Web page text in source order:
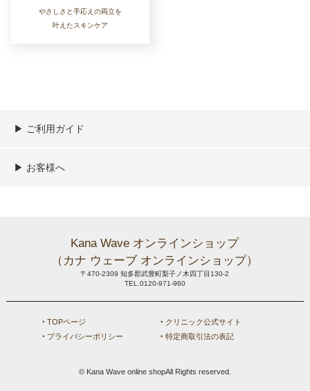
やさしさと手応えの両立を
叶えたスキンケア
▶︎ ご利用ガイド
ご利用ガイド
決済／配送／送料について
取り扱い商品一覧
顧客情報の取扱について
特定商取引法の表記
▶︎ お客様へ
Kana Wave オンラインショップ
（カナ ウェーブ オンラインショップ）
〒470-2309 知多郡武豊町梨子ノ木四丁目130-2
TEL.0120-971-960
‣ TOPページ
‣ クリニック公式サイト
‣ プライバシーポリシー
‣ 特定商取引法の表記
© Kana Wave online shopAll Rights reserved.